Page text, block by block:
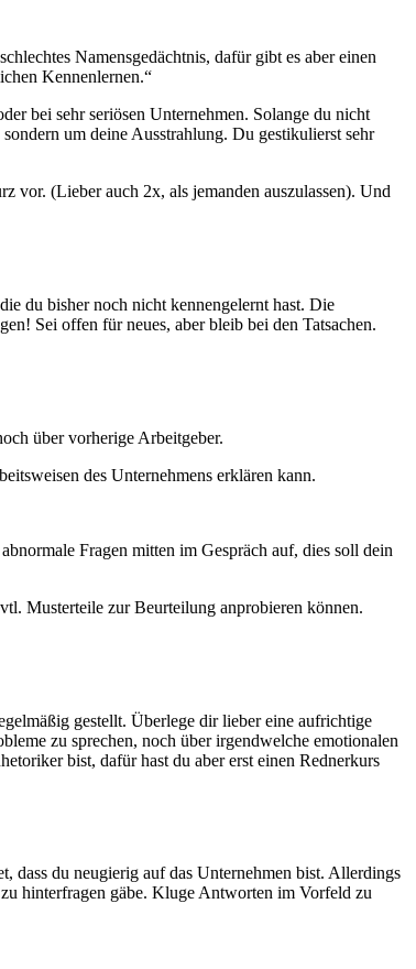
Namensgedächtnis, dafür gibt es aber einen
Kennenlernen.“
bei sehr seriösen Unternehmen. Solange du nicht
um deine Ausstrahlung. Du gestikulierst sehr
vor. (Lieber auch 2x, als jemanden auszulassen). Und
du bisher noch nicht kennengelernt hast. Die
Sei offen für neues, aber bleib bei den Tatsachen.
über vorherige Arbeitgeber.
des Unternehmens erklären kann.
Fragen mitten im Gespräch auf, dies soll dein
Musterteile zur Beurteilung anprobieren können.
gestellt. Überlege dir lieber eine aufrichtige
zu sprechen, noch über irgendwelche emotionalen
bist, dafür hast du aber erst einen Rednerkurs
dass du neugierig auf das Unternehmen bist. Allerdings
hinterfragen gäbe. Kluge Antworten im Vorfeld zu